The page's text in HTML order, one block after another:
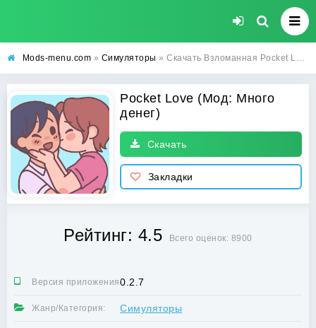
Mods-menu.com » Симуляторы » Скачать Взломанная Pocket Love (Много денег) на Андроид бесплатно
Pocket Love (Мод: Много
денег)
Скачать
Закладки
Рейтинг: 4.5 Всего оценок: 8900
Версия приложения:0.2.7
Жанр/Категория: Симуляторы